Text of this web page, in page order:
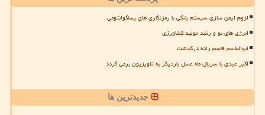
لزوم ایمن سازی سیستم بانکی با رمزنگاری های پساکوانتومی
انرژی های نو و رشد تولید کشاورزی
ابوالقاسم قاسم زاده درگذشت
اکبر عبدی با سریال ماه عسل باردیگر به تلویزیون برمی گردد
جدیدترین ها